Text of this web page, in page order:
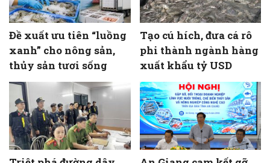
Đề xuất ưu tiên “luồng
xanh” cho nông sản,
thủy sản tươi sống
Tạo cú hích, đưa cá rô
phi thành ngành hàng
xuất khẩu tỷ USD